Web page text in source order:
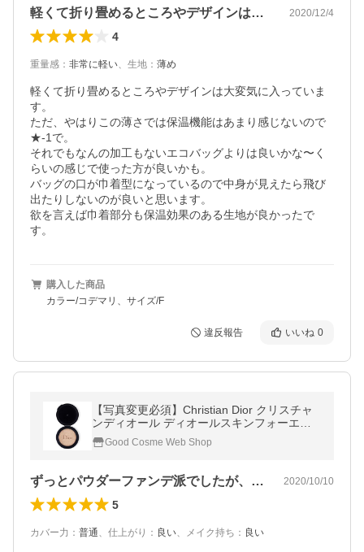
軽くて折り畳めるところやデザインは大変… 2020/12/4
4
重量感 ： 非常に軽い、 生地 ： 薄め
軽くて折り畳めるところやデザインは大変気に入っていま
す。
ただ、やはりこの薄さでは保温機能はあまり感じないので
★-1で。
それでもなんの加工もないエコバッグよりは良いかな〜く
らいの感じで使った方が良いかも。
バッグの口が巾着型になっているので中身が見えたら飛び
出たりしないのが良いと思います。
欲を言えば巾着部分も保温効果のある生地が良かったで
す。
購入した商品
カラー/コデマリ、サイズ/F
違反報告 いいね 0
【写真変更必須】Christian Dior クリスチャ
ンディオール ディオールスキンフォーエヴ
ァークッション（リフィル） #1N NEUTRAL
SPF35-PA+++ 14g
Good Cosme Web Shop
ずっとパウダーファンデ派でしたが、乾燥… 2020/10/10
5
カバー力 ： 普通、 仕上がり ： 良い、 メイク持ち ： 良い